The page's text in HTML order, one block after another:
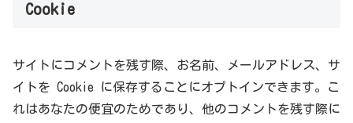
Cookie
サイトにコメントを残す際、お名前、メールアドレス、サ
イトを Cookie に保存することにオプトインできます。こ
れはあなたの便宜のためであり、他のコメントを残す際に